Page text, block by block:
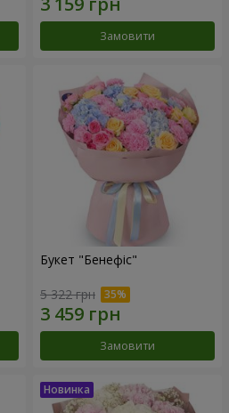
Замовити
Букет "Бенефіс"
5 322 грн
Замовити